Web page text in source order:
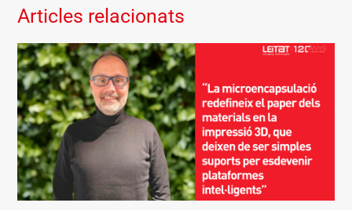
Articles relacionats